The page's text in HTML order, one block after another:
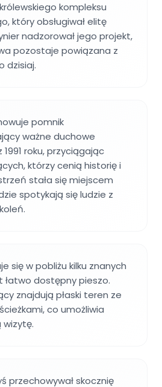
kompleksu
który obsługiwał elitę
nadzorował jego projekt,
pozostaje powiązana z
dzisiaj.
pomnik
ważne duchowe
roku, przyciągając
którzy cenią historię i
stała się miejscem
spotykają się ludzie z
się w pobliżu kilku znanych
łatwo dostępny pieszo.
znajdują płaski teren ze
co umożliwia
wizytę.
przechowywał skocznię